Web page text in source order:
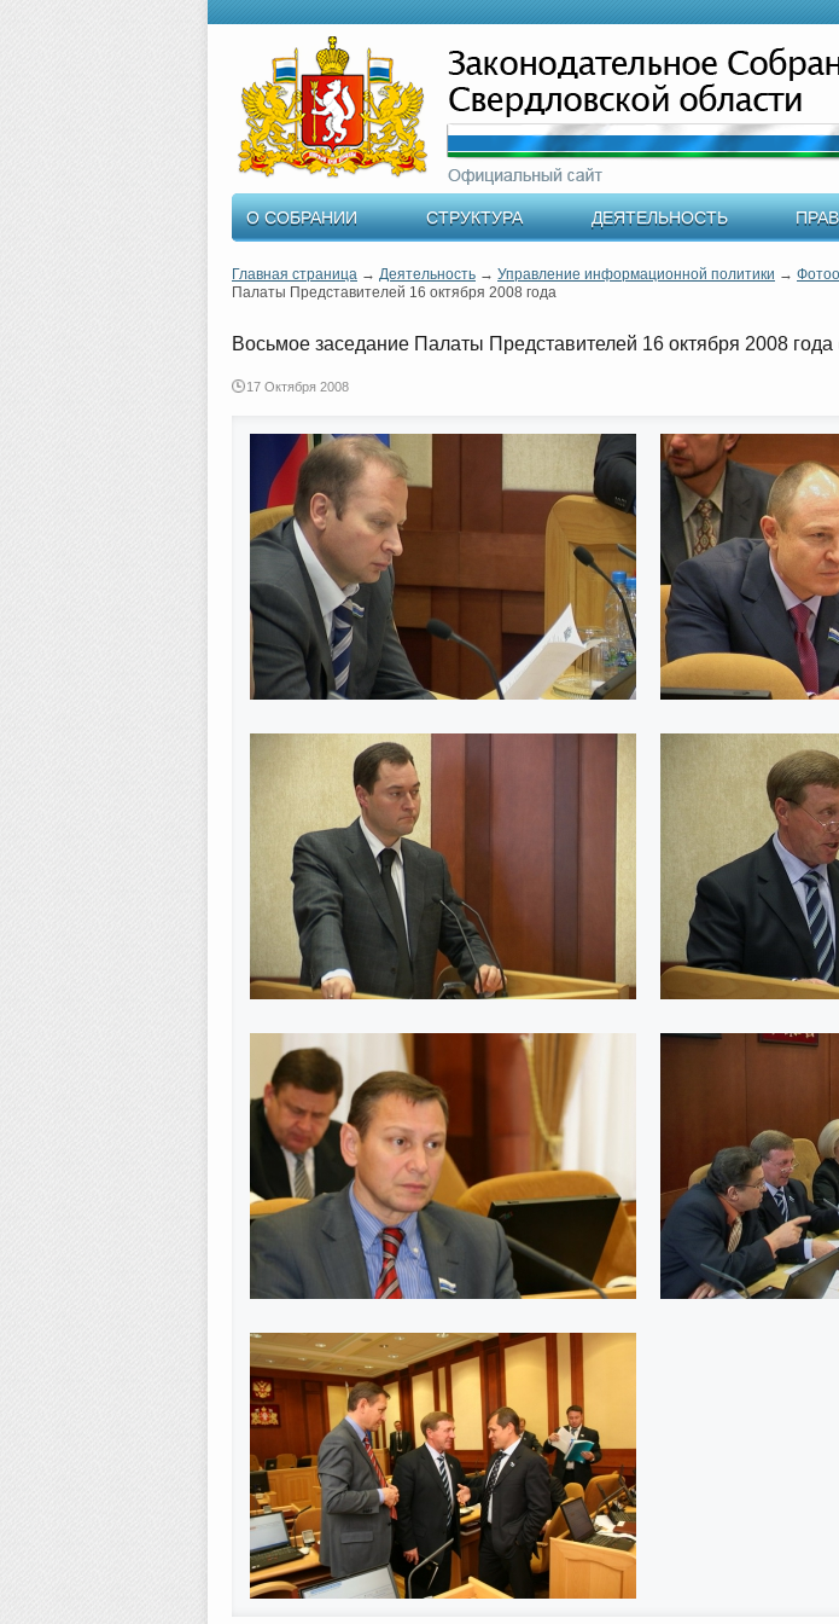
О СОБРАНИИ СТРУКТУРА ДЕЯТЕЛЬНОСТЬ
Главная страница → Деятельность → Управление информационной политики →
Палаты Представителей 16 октября 2008 года
Восьмое заседание Палаты Представителей 16 октября 2008 года
17 Октября 2008